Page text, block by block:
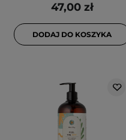
47,00 zł
DODAJ DO KOSZYKA